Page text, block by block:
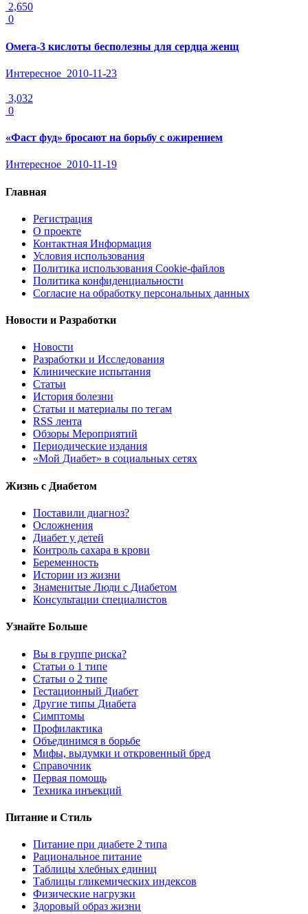
2,650
0
Омега-3 кислоты бесполезны для сердца женщ
Интересное 2010-11-23
3,032
0
«Фаст фуд» бросают на борьбу с ожирением
Интересное 2010-11-19
Главная
Регистрация
О проекте
Контактная Информация
Условия использования
Политика использования Cookie-файлов
Политика конфиденциальности
Согласие на обработку персональных данных
Новости и Разработки
Новости
Разработки и Исследования
Клинические испытания
Статьи
История болезни
Статьи и материалы по тегам
RSS лента
Обзоры Мероприятий
Периодические издания
«Мой Диабет» в социальных сетях
Жизнь с Диабетом
Поставили диагноз?
Осложнения
Диабет у детей
Контроль сахара в крови
Беременность
Истории из жизни
Знаменитые Люди с Диабетом
Консультации специалистов
Узнайте Больше
Вы в группе риска?
Статьи о 1 типе
Статьи о 2 типе
Гестационный Диабет
Другие типы Диабета
Симптомы
Профилактика
Объединимся в борьбе
Мифы, выдумки и откровенный бред
Справочник
Первая помощь
Техника инъекций
Питание и Стиль
Питание при диабете 2 типа
Рациональное питание
Таблицы хлебных единиц
Таблицы гликемических индексов
Физические нагрузки
Здоровый образ жизни